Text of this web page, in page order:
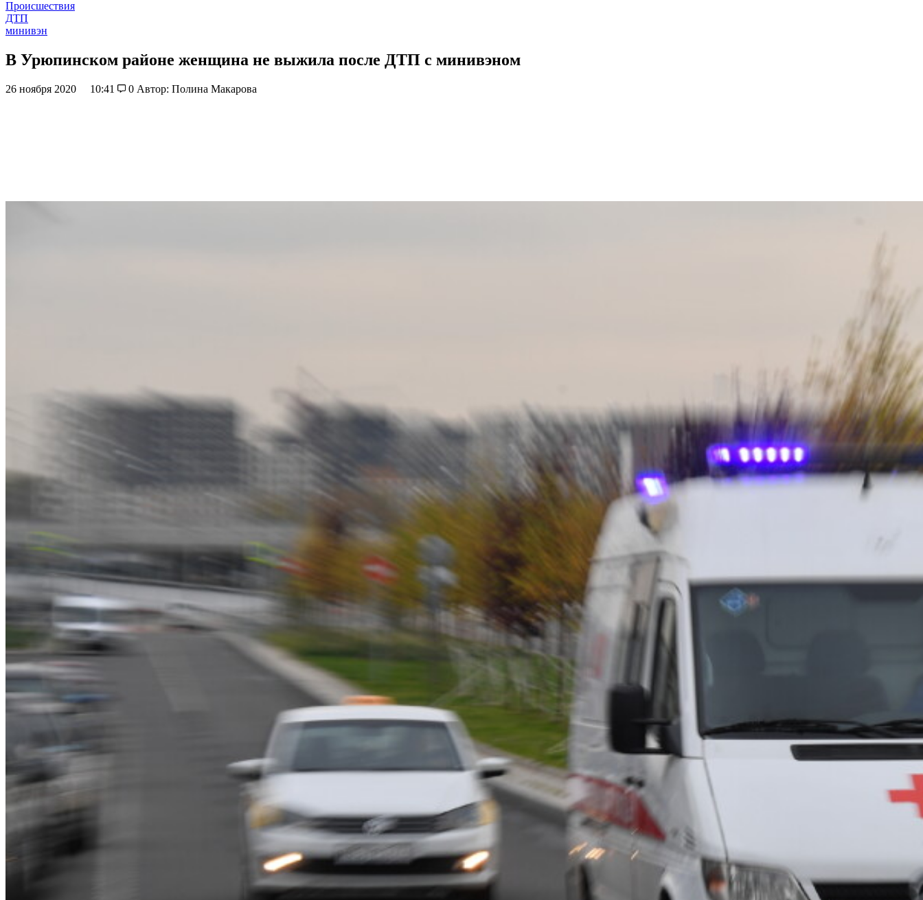
Происшествия
ДТП
минивэн
В Урюпинском районе женщина не выжила после ДТП с минивэном
26 ноября 2020 10:41 0 Автор: Полина Макарова